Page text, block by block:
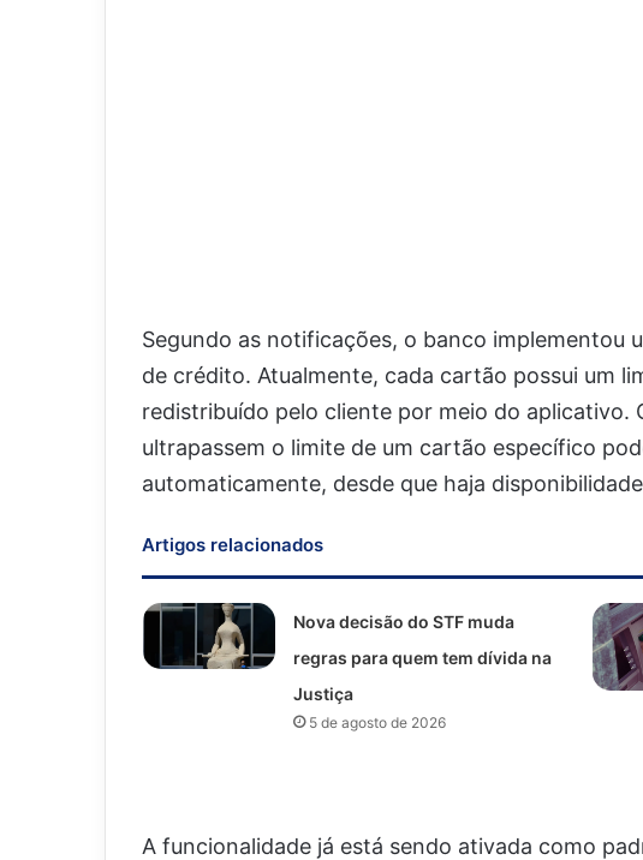
Segundo as notificações, o banco implementou
de crédito. Atualmente, cada cartão possui um
redistribuído pelo cliente por meio do aplicativo.
ultrapassem o limite de um cartão específico
automaticamente, desde que haja
Artigos relacionados
Nova decisão do STF muda
regras para quem tem dívida na
Justiça
5 de agosto de 2026
A funcionalidade já está sendo ativada como